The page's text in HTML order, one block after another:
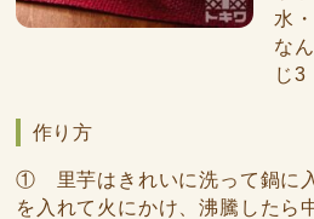
水
な
じ3
作り方
① 里芋はきれいに洗って鍋に
を入れて火にかけ、沸騰したら